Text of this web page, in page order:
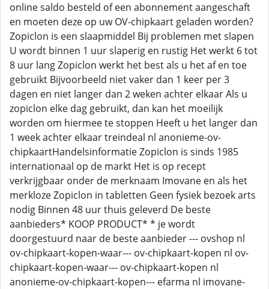
online saldo besteld of een abonnement aangeschaft
en moeten deze op uw OV-chipkaart geladen worden?
Zopiclon is een slaapmiddel Bij problemen met slapen
U wordt binnen 1 uur slaperig en rustig Het werkt 6 tot
8 uur lang Zopiclon werkt het best als u het af en toe
gebruikt Bijvoorbeeld niet vaker dan 1 keer per 3
dagen en niet langer dan 2 weken achter elkaar Als u
zopiclon elke dag gebruikt, dan kan het moeilijk
worden om hiermee te stoppen Heeft u het langer dan
1 week achter elkaar treindeal nl anonieme-ov-
chipkaartHandelsinformatie Zopiclon is sinds 1985
internationaal op de markt Het is op recept
verkrijgbaar onder de merknaam Imovane en als het
merkloze Zopiclon in tabletten Geen fysiek bezoek arts
nodig Binnen 48 uur thuis geleverd De beste
aanbieders* KOOP PRODUCT* * je wordt
doorgestuurd naar de beste aanbieder --- ovshop nl
ov-chipkaart-kopen-waar--- ov-chipkaart-kopen nl ov-
chipkaart-kopen-waar--- ov-chipkaart-kopen nl
anonieme-ov-chipkaart-kopen--- efarma nl imovane-